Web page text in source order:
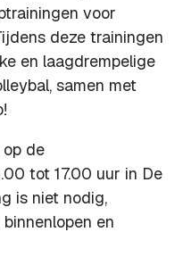
voor
deze trainingen
en laagdrempelige
samen met
de
tot 17.00 uur in De
is niet nodig,
en